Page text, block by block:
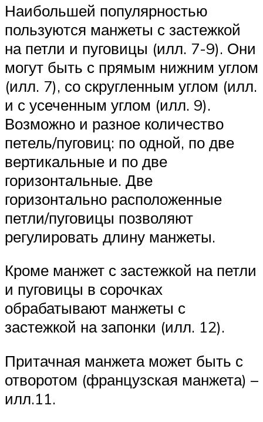
Наибольшей популярностью
пользуются манжеты с застежкой
на петли и пуговицы (илл. 7-9). Они
могут быть с прямым нижним углом
(илл. 7), со скругленным углом (илл.
и с усеченным углом (илл. 9).
Возможно и разное количество
петель/пуговиц: по одной, по две
вертикальные и по две
горизонтальные. Две
горизонтально расположенные
петли/пуговицы позволяют
регулировать длину манжеты.
Кроме манжет с застежкой на петли
и пуговицы в сорочках
обрабатывают манжеты с
застежкой на запонки (илл. 12).
Притачная манжета может быть с
отворотом (французская манжета) –
илл.11.